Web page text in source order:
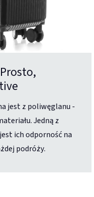
jest z poliwęglanu -
Jedną z
ich odporność na
podróży.